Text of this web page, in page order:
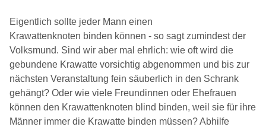
Eigentlich sollte jeder Mann einen
Krawattenknoten binden können - so sagt zumindest der
Volksmund. Sind wir aber mal ehrlich: wie oft wird die
gebundene Krawatte vorsichtig abgenommen und bis zur
nächsten Veranstaltung fein säuberlich in den Schrank
gehängt? Oder wie viele Freundinnen oder Ehefrauen
können den Krawattenknoten blind binden, weil sie für ihre
Männer immer die Krawatte binden müssen? Abhilfe